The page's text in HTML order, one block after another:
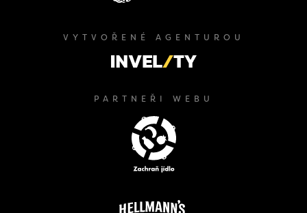
VYTVOŘENÉ AGENTUROU
PARTNEŘI WEBU